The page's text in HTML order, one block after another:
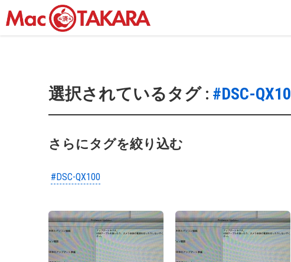
選択されているタグ : #DSC-QX10
さらにタグを絞り込む
#DSC-QX100